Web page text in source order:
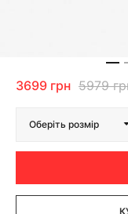
3699 грн 5979
Оберіть розмір